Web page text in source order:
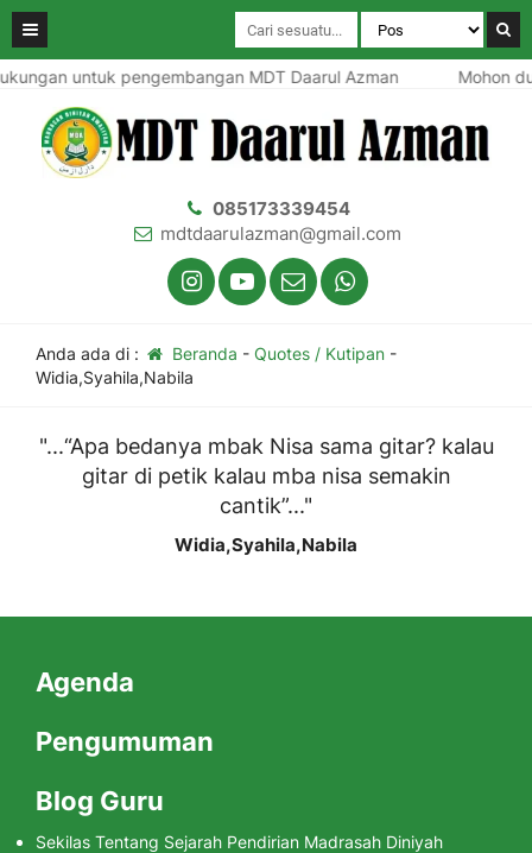
untuk pengembangan MDT Daarul Azman Mohon
085173339454
mdtdaarulazman@gmail.com
Anda ada di : Beranda - Quotes / Kutipan-
Widia,Syahila,Nabila
"...“Apa bedanya mbak Nisa sama gitar? kalau
gitar di petik kalau mba nisa semakin
cantik”..."
Widia,Syahila,Nabila
Agenda
Pengumuman
Blog Guru
Sekilas Tentang Sejarah Pendirian Madrasah Diniyah